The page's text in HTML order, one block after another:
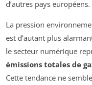
d’autres pays européens.
La pression
est d’autant plus
le secteur numérique
émissions totales de
Cette tendance ne